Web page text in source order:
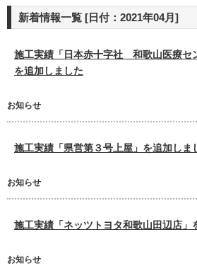
新着情報一覧 [日付：2021年04月]
施工実績「日本赤十字社 和歌山医療セ
を追加しました
お知らせ
施工実績「県営第３号上屋」を追加しま
お知らせ
施工実績「ネッツトヨタ和歌山田辺店」
お知らせ